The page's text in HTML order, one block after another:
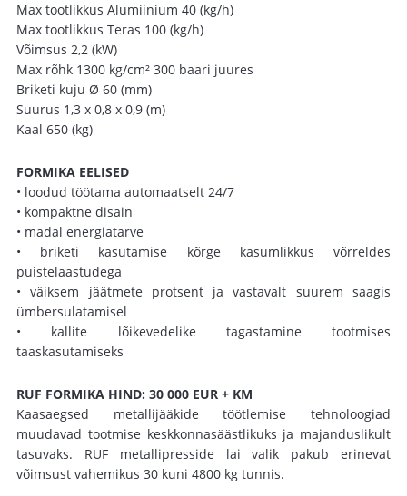
Max tootlikkus Alumiinium 40 (kg/h)
Max tootlikkus Teras 100 (kg/h)
Võimsus 2,2 (kW)
Max rõhk 1300 kg/cm² 300 baari juures
Briketi kuju Ø 60 (mm)
Suurus 1,3 x 0,8 x 0,9 (m)
Kaal 650 (kg)
FORMIKA EELISED
• loodud töötama automaatselt 24/7
• kompaktne disain
• madal energiatarve
• briketi kasutamise kõrge kasumlikkus võrreldes
puistelaastudega
• väiksem jäätmete protsent ja vastavalt suurem saagis
ümbersulatamisel
• kallite lõikevedelike tagastamine tootmises
taaskasutamiseks
RUF FORMIKA HIND: 30 000 EUR + KM
Kaasaegsed metallijääkide töötlemise tehnoloogiad
muudavad tootmise keskkonnasäästlikuks ja majanduslikult
tasuvaks. RUF metallipresside lai valik pakub erinevat
võimsust vahemikus 30 kuni 4800 kg tunnis.